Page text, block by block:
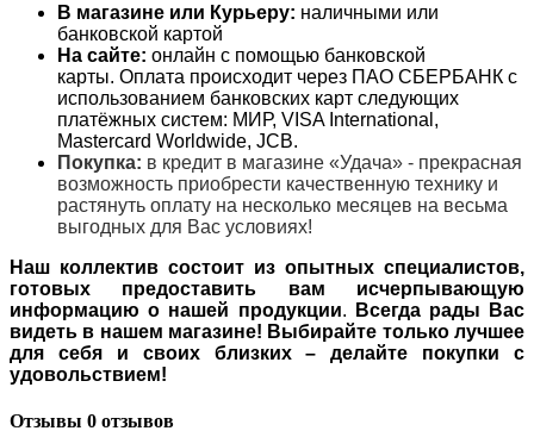
В магазине или Курьеру: наличными или
банковской картой
На сайте: онлайн с помощью банковской
карты. Оплата происходит через ПАО СБЕРБАНК с
использованием банковских карт следующих
платёжных систем: МИР, VISA International,
Mastercard Worldwide, JCB.
Покупка: в кредит в магазине «Удача» - прекрасная
возможность приобрести качественную технику и
растянуть оплату на несколько месяцев на весьма
выгодных для Вас условиях!
Наш коллектив состоит из опытных специалистов,
готовых предоставить вам исчерпывающую
информацию о нашей продукции.
Всегда рады Вас
видеть в нашем магазине! Выбирайте только лучшее
для себя и своих близких – делайте покупки с
удовольствием!
Отзывы 0 отзывов